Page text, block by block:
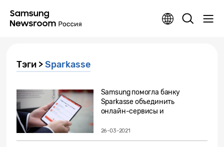
Тэги >Sparkasse
Samsung помогла банку
Sparkasse объединить
онлайн-сервисы и
26-03-2021